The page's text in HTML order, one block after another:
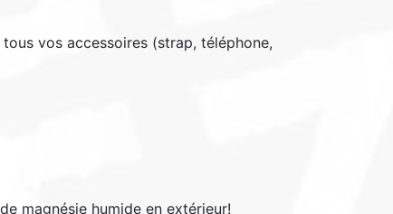
vos accessoires (strap, téléphone,
magnésie humide en extérieur!